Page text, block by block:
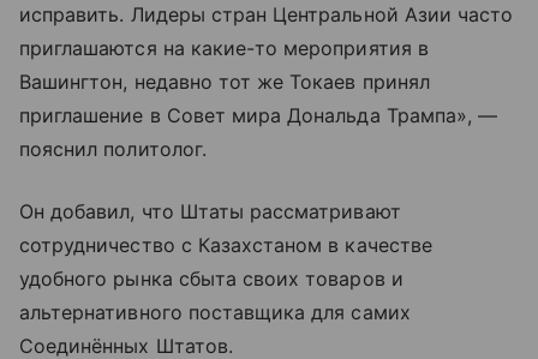
исправить. Лидеры стран Центральной Азии часто
приглашаются на какие-то мероприятия в
Вашингтон, недавно тот же Токаев принял
приглашение в Совет мира Дональда Трампа», —
пояснил политолог.
Он добавил, что Штаты рассматривают
сотрудничество с Казахстаном в качестве
удобного рынка сбыта своих товаров и
альтернативного поставщика для самих
Соединённых Штатов.